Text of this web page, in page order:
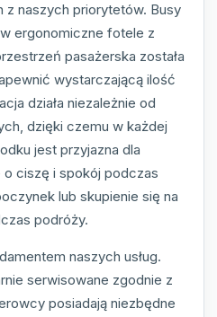
naszych priorytetów. Busy
ergonomiczne fotele z
pasażerska została
wystarczającą ilość
działa niezależnie od
dzięki czemu w każdej
jest przyjazna dla
ciszę i spokój podczas
lub skupienie się na
podróży.
naszych usług.
serwisowane zgodnie z
posiadają niezbędne